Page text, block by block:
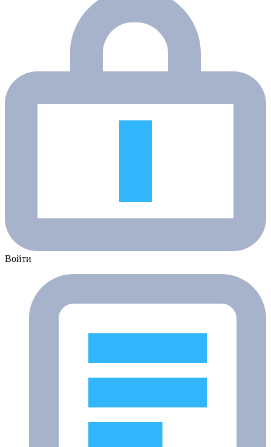
Войти